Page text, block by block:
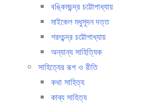
বঙ্কিমচন্দ্র চট্টোপাধ্যায়
মাইকেল মধুসূদন দত্ত
শরৎচন্দ্র চট্টোপাধ্যায়
অন্যান্য সাহিত্যিক
সাহিত্যের রূপ ও রীতি
কথা সাহিত্য
কাব্য সাহিত্য